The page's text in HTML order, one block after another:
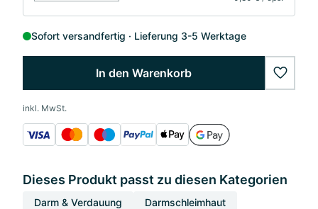
Sofort versandfertig Lieferung 3-5 Werktage
In den Warenkorb
inkl. MwSt.
Dieses Produkt passt zu diesen Kategorien
Darm & Verdauung Darmschleimhaut